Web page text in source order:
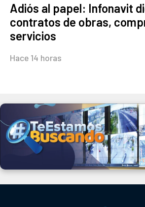
Adiós al papel: Infonavit
contratos de obras,
servicios
Hace 14 horas